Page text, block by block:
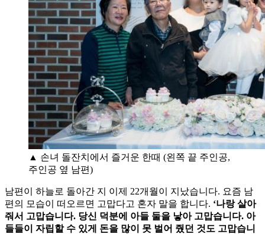
▲ 손녀 돌잔치에서 즐거운 한때 (왼쪽 끝 주인공,
주인공 옆 남편)
남편이 하늘로 돌아간 지 이제 22개월이 지났습니다. 요즘 남
편의 모습이 떠오르면 고맙다고 혼자 말을 합니다. ‘나랑 살아
줘서 고맙습니다. 당신 덕분에 아들 둘을 낳아 고맙습니다. 아
들들이 자립할 수 있게 돈을 많이 못 벌어 줬던 것도 고맙습니